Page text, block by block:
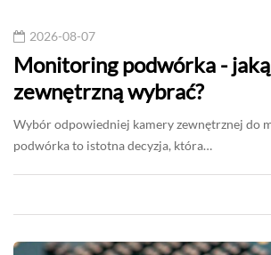
2026-08-07
Monitoring podwórka -
zewnętrzną wybrać?
Wybór odpowiedniej kamery zewnętrznej do
podwórka to istotna decyzja, która…